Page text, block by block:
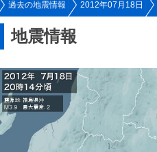
過去の地震情報 2012年07月18日
地震情報